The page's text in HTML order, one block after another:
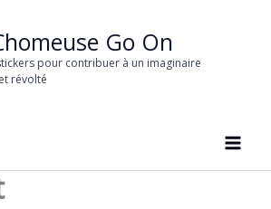
Go On
pour contribuer à un imaginaire
révolté